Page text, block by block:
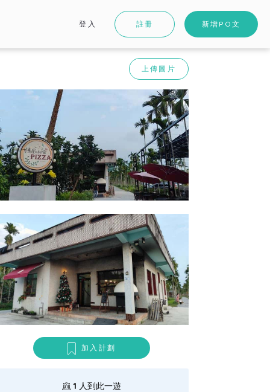
登入 註冊 新增PO文
上傳圖片
加入計劃
1 人到此一遊